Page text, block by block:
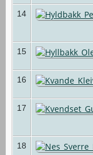
14
15
16
17
18